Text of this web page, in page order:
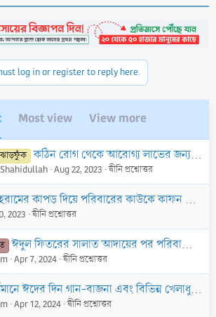
log in or register to reply here.
Most view View more
কঠিন রোগ থেকে আরোগ্য লাভের জন্য নফল সিয়াম বা অন্য কোন আমল আছে কি?
Aug 22, 2023 দ্বীনি প্রশ্নোত্তর
কাপড় দিয়ে পরিবারের কাউকে কাফন দেওয়া যাবে কি?
2023 দ্বীনি প্রশ্নোত্তর
ঈদুল ফিতরের সালাত আদায়ের পর পরিবারের সবাই মিলে কবর যিয়ারত করা কি যায়েয?
Apr 7, 2024 দ্বীনি প্রশ্নোত্তর
দিন গান-বাজনা এবং বিভিন্ন খেলাধুলার আয়োজন করা হয় কিংবা পরিবারের সদস্যগণ টিভি-সিনেমার পর্দায় নোংরা চলচ্চিত্র র্দশন করে সময় নষ্ট করা?
Apr 12, 2024 দ্বীনি প্রশ্নোত্তর